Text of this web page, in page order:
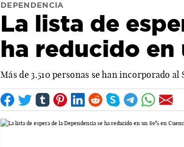
DEPENDENCIA
La lista de
ha reducido en
Más de 3.510 personas se han incorporado